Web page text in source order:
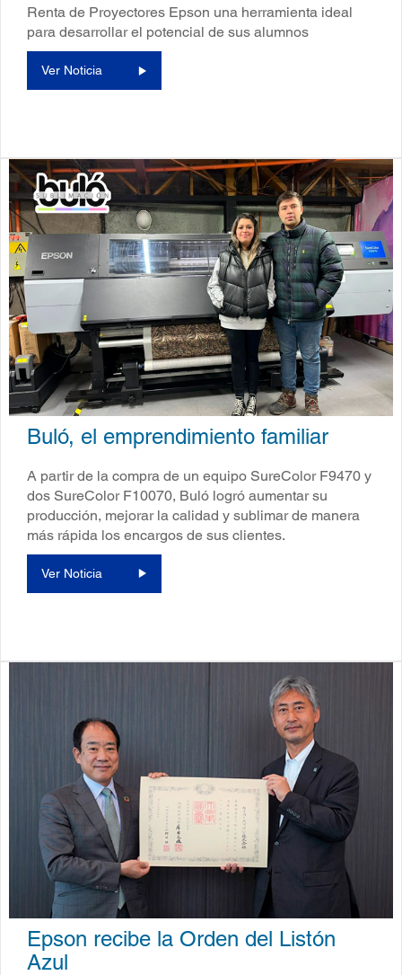
Renta de Proyectores Epson una herramienta ideal
para desarrollar el potencial de sus alumnos
Ver Noticia
Buló, el emprendimiento familiar
A partir de la compra de un equipo SureColor F9470 y
dos SureColor F10070, Buló logró aumentar su
producción, mejorar la calidad y sublimar de manera
más rápida los encargos de sus clientes.
Ver Noticia
Epson recibe la Orden del Listón
Azul